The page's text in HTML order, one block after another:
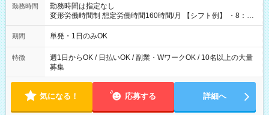
勤務時間
勤務時間は指定なし
変形労働時間制 想定労働時間160時間/月 【シフト例】 ・8：00
～21：00
期間 単発・1日のみOK
特徴
週1日からOK / 日払いOK / 副業・WワークOK / 10名以上の大量
募集
気になる！ 応募する 詳細へ